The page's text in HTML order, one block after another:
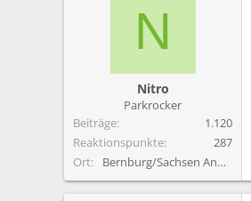
N
Nitro
Parkrocker
Beiträge
1.120
Reaktionspunkte
287
Ort
Bernburg/Sachsen Anhalt